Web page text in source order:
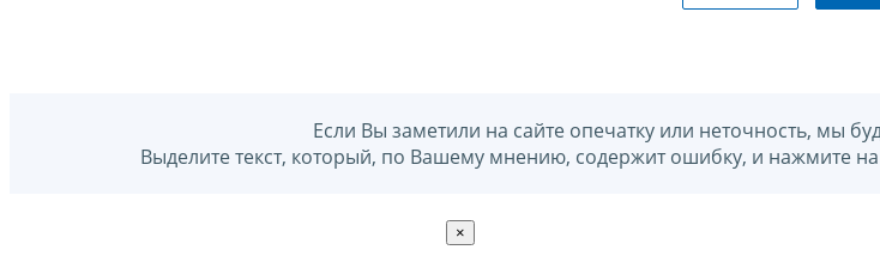
Если Вы заметили на сайте опечатку или неточность, мы
Выделите текст, который, по Вашему мнению, содержит ошибку, и нажмите
×